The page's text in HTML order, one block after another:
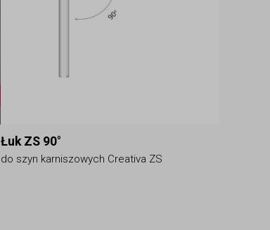
Łuk ZS 90°
do szyn karniszowych Creativa ZS